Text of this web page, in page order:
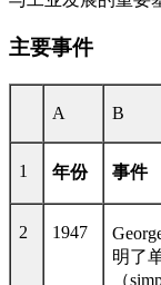
主要事件
A B
1 年份 事件
2 1947
明了
（